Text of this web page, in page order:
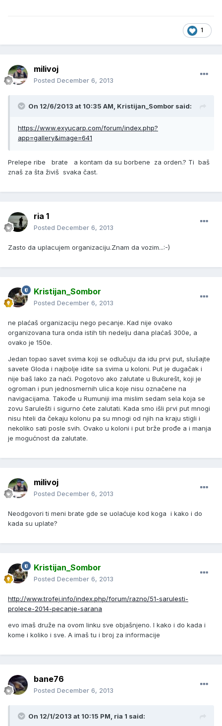
1
milivoj
Posted December 6, 2013
On 12/6/2013 at 10:35 AM, Kristijan_Sombor said:
https://www.exyucarp.com/forum/index.php?
app=gallery&image=641
Prelepe ribe brate a kontam da su borbene za orden.? Ti baš
znaš za šta živiš svaka čast.
ria 1
Posted December 6, 2013
Zasto da uplacujem organizaciju.Znam da vozim...:-)
Kristijan_Sombor
Posted December 6, 2013
ne plaćaš organizaciju nego pecanje. Kad nije ovako
organizovana tura onda istih tih nedelju dana plaćaš 300e, a
ovako je 150e.
Jedan topao savet svima koji se odlučuju da idu prvi put, slušajte
savete Gloda i najbolje idite sa svima u koloni. Put je dugačak i
nije baš lako za naći. Pogotovo ako zalutate u Bukurešt, koji je
ogroman i pun jednosmernih ulica koje nisu označene na
navigacijama. Takođe u Rumuniji ima mislim sedam sela koja se
zovu Sarulešti i sigurno ćete zalutati. Kada smo išli prvi put mnogi
nisu hteli da čekaju kolonu pa su mnogi od njih na kraju stigli i
nekoliko sati posle svih. Ovako u koloni i put brže prođe a i manja
je mogućnost da zalutate.
milivoj
Posted December 6, 2013
Neodgovori ti meni brate gde se uolaćuje kod koga i kako i do
kada su uplate?
Kristijan_Sombor
Posted December 6, 2013
http://www.trofej.info/index.php/forum/razno/51-sarulesti-
prolece-2014-pecanje-sarana
evo imaš druže na ovom linku sve objašnjeno. I kako i do kada i
kome i koliko i sve. A imaš tu i broj za informacije
bane76
Posted December 6, 2013
On 12/1/2013 at 10:15 PM, ria 1 said: